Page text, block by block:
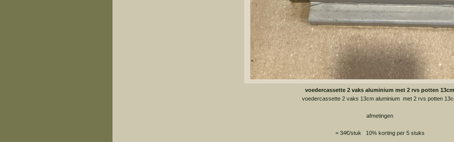
voedercassette 2 vaks aluminium met 2 rvs potten
voedercassette 2 vaks 13cm aluminium met 2 rvs potten
afmetingen
= 34€/stuk 10% korting per 5 stuks